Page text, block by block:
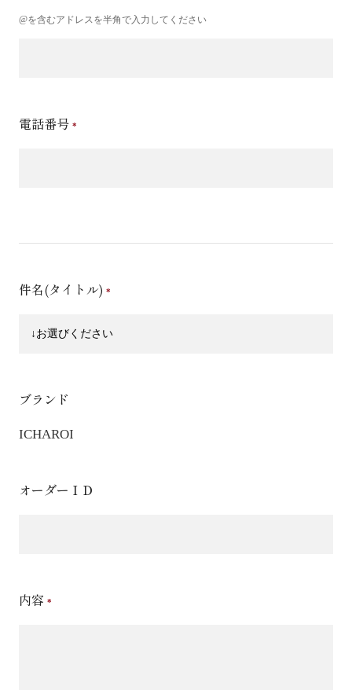
@を含むアドレスを半角で入力してください
電話番号
件名(タイトル)
ブランド
ICHAROI
オーダーＩＤ
内容